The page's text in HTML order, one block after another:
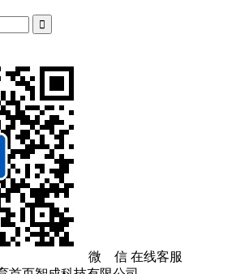

微 信 在线客服